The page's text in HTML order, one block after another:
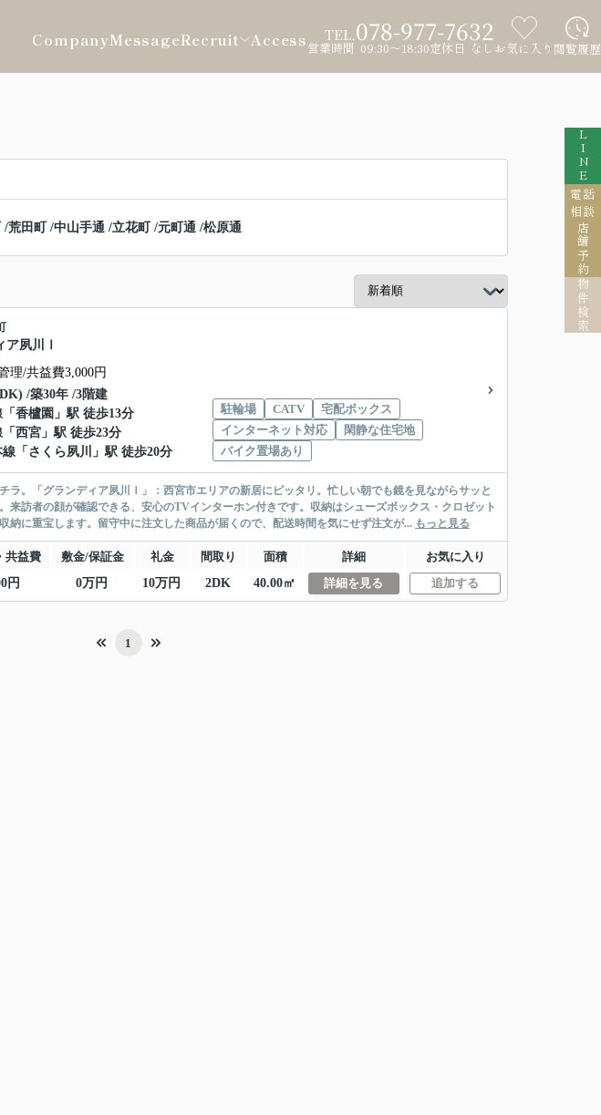
CompanyMessageRecruit Access TEL.078-977-7632
営業時間 09:30～18:30定休日 なし お気に入り 閲覧履歴
LINE
電話
相談
店舗予約
物件検索
/荒田町 /中山手通 /立花町 /元町通 /松原通
ア夙川Ⅰ
理/共益費3,000円
/築30年 /3階建
「 香櫨園 」駅 徒歩13分
「 西宮 」駅 徒歩23分
線 「 さくら夙川 」駅 徒歩20分
駐輪場 CATV
宅配ボックス
インターネット対応
閑静な住宅地
バイク置場あり
。「グランディア夙川Ⅰ」：西宮市エリアの新居にピッタリ。忙しい朝でも鏡を見ながらサッと
来訪者の顔が確認できる、安心のTVインターホン付きです。収納はシューズボックス・クロゼット
納に重宝します。留守中に注文した商品が届くので、配送時間を気にせず注文が... もっと見る
共益費 敷金/保証金 礼金 間取り 面積 詳細
お気に入り
円 0万円 10万円 2DK 40.00㎡ 詳細を見る 追加する
1